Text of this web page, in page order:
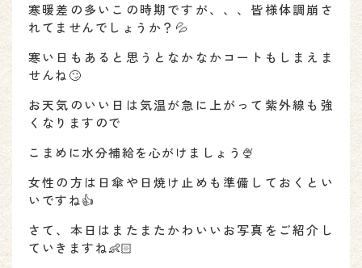
寒暖差の多いこの時期ですが、、、皆様体調崩さ
れてませんでしょうか？💦
寒い日もあると思うとなかなかコートもしまえま
せんね🙄
お天気のいい日は気温が急に上がって紫外線も強
くなりますので
こまめに水分補給を心がけましょう🍨
女性の方は日傘や日焼け止めも準備しておくとい
いですね👍
さて、本日はまたまたかわいいお写真をご紹介し
ていきますね👶🏻